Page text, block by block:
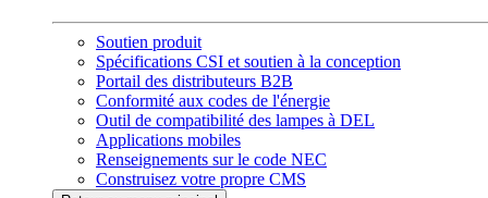
Soutien produit
Spécifications CSI et soutien à la conception
Portail des distributeurs B2B
Conformité aux codes de l'énergie
Outil de compatibilité des lampes à DEL
Applications mobiles
Renseignements sur le code NEC
Construisez votre propre CMS